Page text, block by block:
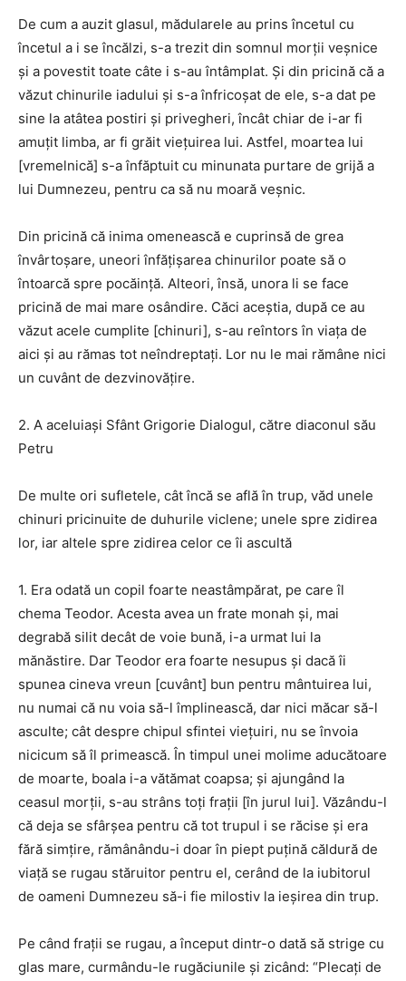
De cum a auzit glasul, mădularele au prins încetul cu
încetul a i se încălzi, s-a trezit din somnul morţii veşnice
şi a povestit toate câte i s-au întâmplat. Şi din pricină că a
văzut chinurile iadului şi s-a înfricoşat de ele, s-a dat pe
sine la atâtea postiri şi privegheri, încât chiar de i-ar fi
amuţit limba, ar fi grăit vieţuirea lui. Astfel, moartea lui
[vremelnică] s-a înfăptuit cu minunata purtare de grijă a
lui Dumnezeu, pentru ca să nu moară veşnic.
Din pricină că inima omenească e cuprinsă de grea
învârtoşare, uneori înfăţişarea chinurilor poate să o
întoarcă spre pocăinţă. Alteori, însă, unora li se face
pricină de mai mare osândire. Căci aceştia, după ce au
văzut acele cumplite [chinuri], s-au reîntors în viaţa de
aici şi au rămas tot neîndreptaţi. Lor nu le mai rămâne nici
un cuvânt de dezvinovăţire.
2. A aceluiaşi Sfânt Grigorie Dialogul, către diaconul său
Petru
De multe ori sufletele, cât încă se află în trup, văd unele
chinuri pricinuite de duhurile viclene; unele spre zidirea
lor, iar altele spre zidirea celor ce îi ascultă
1. Era odată un copil foarte neastâmpărat, pe care îl
chema Teodor. Acesta avea un frate monah şi, mai
degrabă silit decât de voie bună, i-a urmat lui la
mănăstire. Dar Teodor era foarte nesupus şi dacă îi
spunea cineva vreun [cuvânt] bun pentru mântuirea lui,
nu numai că nu voia să-l împlinească, dar nici măcar să-l
asculte; cât despre chipul sfintei vieţuiri, nu se învoia
nicicum să îl primească. În timpul unei molime aducătoare
de moarte, boala i-a vătămat coapsa; şi ajungând la
ceasul morţii, s-au strâns toţi fraţii [în jurul lui]. Văzându-l
că deja se sfârşea pentru că tot trupul i se răcise şi era
fără simţire, rămânându-i doar în piept puţină căldură de
viaţă se rugau stăruitor pentru el, cerând de la iubitorul
de oameni Dumnezeu să-i fie milostiv la ieşirea din trup.
Pe când fraţii se rugau, a început dintr-o dată să strige cu
glas mare, curmându-le rugăciunile și zicând: “Plecaţi de